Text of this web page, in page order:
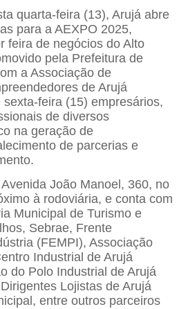
quarta-feira (13), Arujá abre
para a AEXPO 2025,
feira de negócios do Alto
pela Prefeitura de
a Associação de
de Arujá
feira (15) empresários,
de diversos
na geração de
de parcerias e
João Manoel, 360, no
à rodoviária, e conta com
Municipal de Turismo e
Sebrae, Frente
(FEMPI), Associação
Industrial de Arujá
do Polo Industrial de Arujá
Lojistas de Arujá
entre outros parceiros